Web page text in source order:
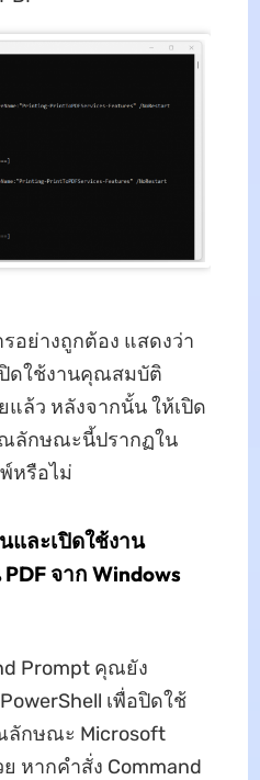
อย่างถูกต้อง แสดงว่า
ดใช้งานคุณสมบัติ
แล้ว หลังจากนั้น ให้เปิด
ลักษณะนี้ปรากฏใน
หรือไม่
และเปิดใช้งาน
จาก Windows
Prompt คุณยัง
เพื่อปิดใช้
ลักษณะ Microsoft
หากคําสั่ง Command